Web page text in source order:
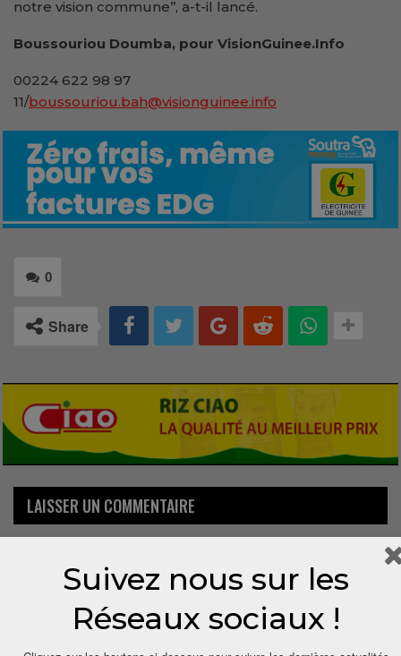
notre vision commune’’, a-t-il lancé.
Boussouriou Doumba, pour VisionGuinee.Info
00224 622 98 97
11/boussouriou.bah@visionguinee.info
0
Share
LAISSER UN COMMENTAIRE
Suivez nous sur les
Réseaux sociaux !